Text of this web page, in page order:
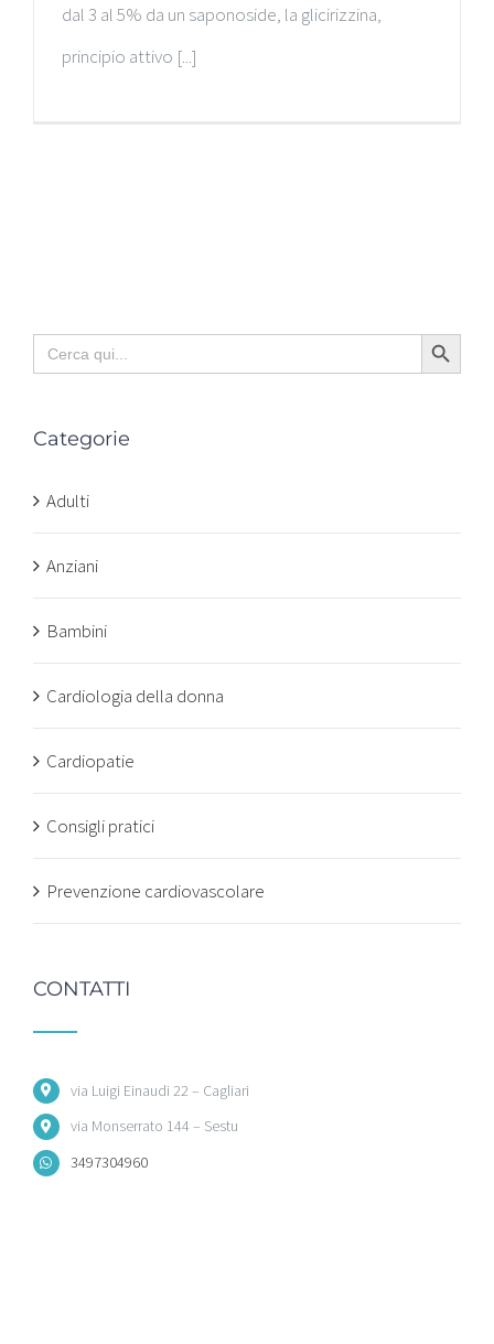
dal 3 al 5% da un saponoside, la glicirizzina,
principio attivo [...]
Search
for:
Search Button
Categorie
Adulti
Anziani
Bambini
Cardiologia della donna
Cardiopatie
Consigli pratici
Prevenzione cardiovascolare
CONTATTI
via Luigi Einaudi 22 – Cagliari
via Monserrato 144 – Sestu
3497304960